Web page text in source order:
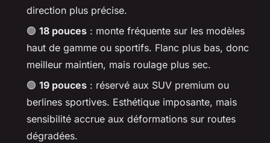
direction plus précise.
🟢 18 pouces : monte fréquente sur les modèles
haut de gamme ou sportifs. Flanc plus bas, donc
meilleur maintien, mais roulage plus sec.
🟢 19 pouces : réservé aux SUV premium ou
berlines sportives. Esthétique imposante, mais
sensibilité accrue aux déformations sur routes
dégradées.